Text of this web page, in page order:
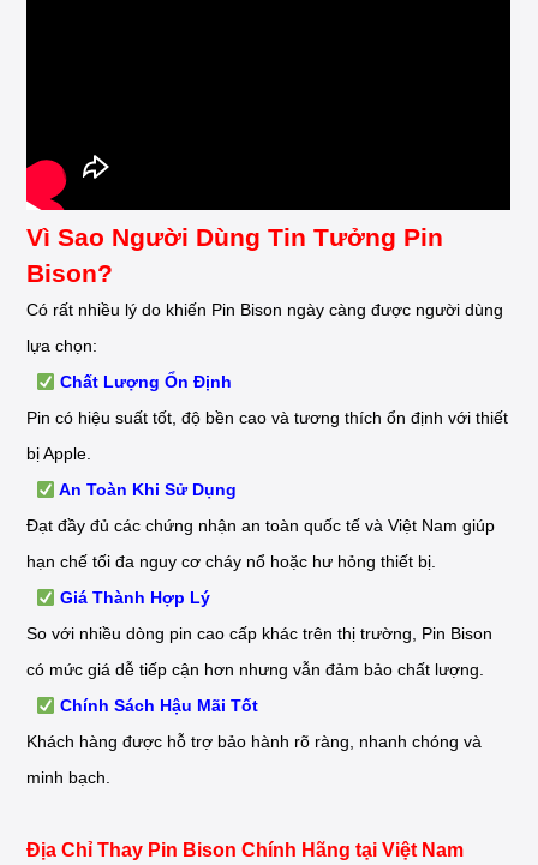
Vì Sao Người Dùng Tin Tưởng Pin
Bison?
Có rất nhiều lý do khiến Pin Bison ngày càng được người dùng
lựa chọn:
Chất Lượng Ổn Định
Pin có hiệu suất tốt, độ bền cao và tương thích ổn định với thiết
bị Apple.
An Toàn Khi Sử Dụng
Đạt đầy đủ các chứng nhận an toàn quốc tế và Việt Nam giúp
hạn chế tối đa nguy cơ cháy nổ hoặc hư hỏng thiết bị.
Giá Thành Hợp Lý
So với nhiều dòng pin cao cấp khác trên thị trường, Pin Bison
có mức giá dễ tiếp cận hơn nhưng vẫn đảm bảo chất lượng.
Chính Sách Hậu Mãi Tốt
Khách hàng được hỗ trợ bảo hành rõ ràng, nhanh chóng và
minh bạch.
Địa Chỉ Thay Pin Bison Chính Hãng tại Việt Nam